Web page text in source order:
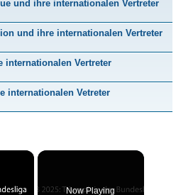
und ihre internationalen Vertreter
und ihre internationalen Vertreter
internationalen Vertreter
internationalen Vetreter
×
Now Playing